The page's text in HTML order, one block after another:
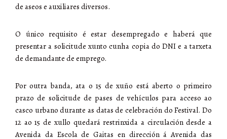
de aseos e auxiliares diversos.
O único requisito é estar desempregado e haberá que
presentar a solicitude xunto cunha copia do DNI e a tarxeta
de demandante de emprego.
Por outra banda, ata o 15 de xuño está aberto o primeiro
prazo de solicitude de pases de vehículos para acceso ao
casco urbano durante as datas de celebración do Festival. Do
12 ao 15 de xullo quedará restrinxida a circulación desde a
Avenida da Escola de Gaitas en dirección á Avenida das